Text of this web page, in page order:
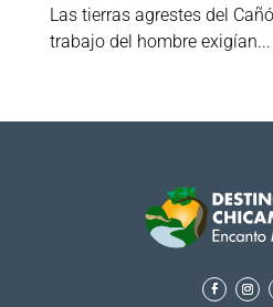
Las tierras agrestes del
trabajo del hombre exigían...